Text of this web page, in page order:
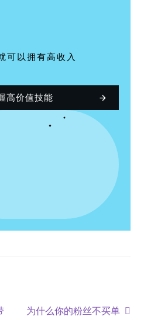
可以拥有高收入
高价值技能
为什么你的粉丝不买单